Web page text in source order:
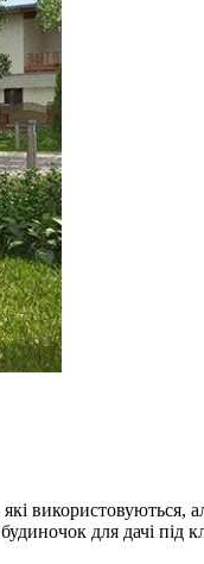
використовуються,
для дачі під